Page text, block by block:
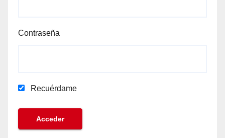
Contraseña
Recuérdame